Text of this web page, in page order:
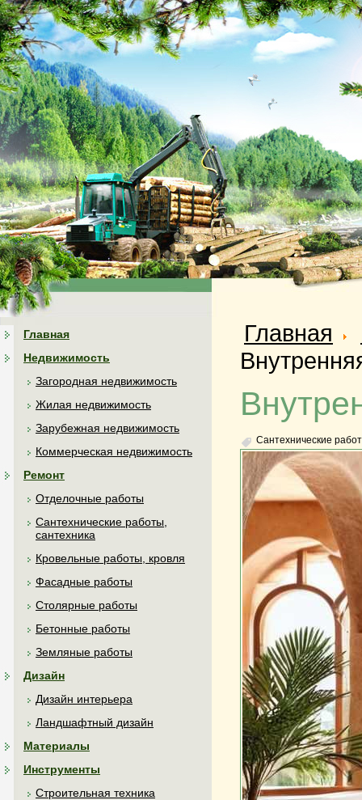
Главная
Недвижимость
Загородная недвижимость
Жилая недвижимость
Зарубежная недвижимость
Коммерческая недвижимость
Ремонт
Отделочные работы
Сантехнические работы,
сантехника
Кровельные работы, кровля
Фасадные работы
Столярные работы
Бетонные работы
Земляные работы
Дизайн
Дизайн интерьера
Ландшафтный дизайн
Материалы
Инструменты
Строительная техника
Главная
Сантехнические